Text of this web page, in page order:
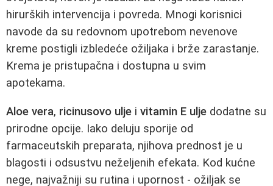
hirurških intervencija i povreda. Mnogi korisnici
navode da su redovnom upotrebom nevenove
kreme postigli izbledeće ožiljaka i brže zarastanje.
Krema je pristupačna i dostupna u svim
apotekama.
Aloe vera, ricinusovo ulje i vitamin E ulje dodatne su
prirodne opcije. Iako deluju sporije od
farmaceutskih preparata, njihova prednost je u
blagosti i odsustvu neželjenih efekata. Kod kućne
nege, najvažniji su rutina i upornost - ožiljak se